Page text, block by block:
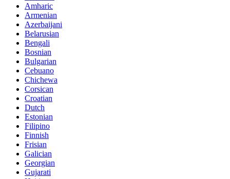
Amharic
Armenian
Azerbaijani
Belarusian
Bengali
Bosnian
Bulgarian
Cebuano
Chichewa
Corsican
Croatian
Dutch
Estonian
Filipino
Finnish
Frisian
Galician
Georgian
Gujarati